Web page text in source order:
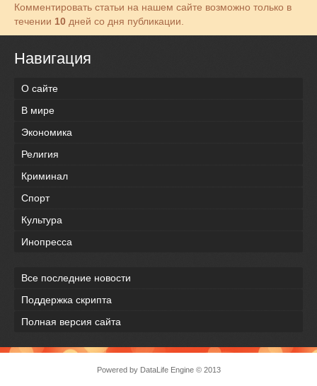
Комментировать статьи на нашем сайте возможно только в
течении 10 дней со дня публикации.
Навигация
О сайте
В мире
Экономика
Религия
Криминал
Спорт
Культура
Инопресса
Все последние новости
Поддержка скрипта
Полная версия сайта
Powered by DataLife Engine© 2013